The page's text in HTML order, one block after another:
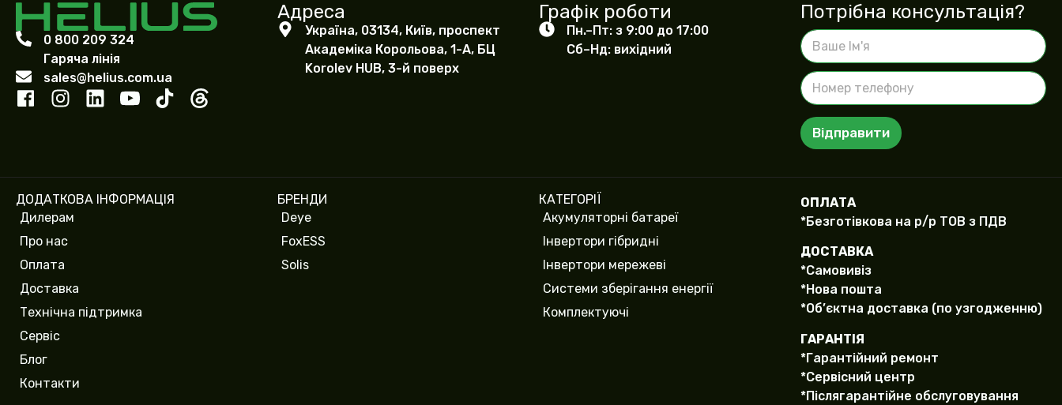
0 800 209 324
Гаряча лінія
sales@helius.com.ua
Адреса
Україна, 03134, Київ, проспект
Академіка Корольова, 1-А, БЦ
Korolev HUB, 3-й поверх
Графік роботи
Пн.–Пт: з 9:00 до 17:00
Сб–Нд: вихідний
Потрібна консультація?
В
а
ш
е
І
'
я
Н
о
м
е
р
л
е
ф
о
н
у
(
c
o
y
)
Відправити
ДОДАТКОВА ІНФОРМАЦІЯ
Дилерам
Про нас
Оплата
Доставка
Технічна підтримка
Сервіс
Блог
Контакти
БРЕНДИ
Deye
FoxESS
Solis
КАТЕГОРІЇ
Акумуляторні батареї
Інвертори гібридні
Інвертори мережеві
Системи зберігання енергії
Комплектуючі
ОПЛАТА
*Безготівкова на р/р ТОВ з ПДВ
ДОСТАВКА
*Самовивіз
*Нова пошта
*Об’єктна доставка (по узгодженню)
ГАРАНТІЯ
*Гарантійний ремонт
*Сервісний центр
*Післягарантійне обслуговування